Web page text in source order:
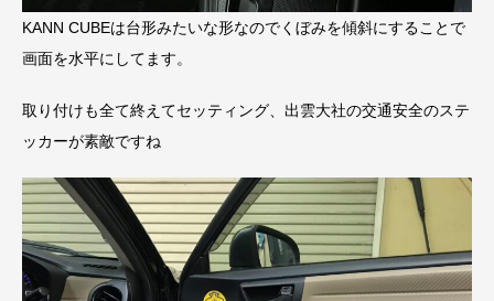
KANN CUBEは台形みたいな形なのでくぼみを傾斜にすることで
画面を水平にしてます。
取り付けも全て終えてセッティング、出雲大社の交通安全のステ
ッカーが素敵ですね